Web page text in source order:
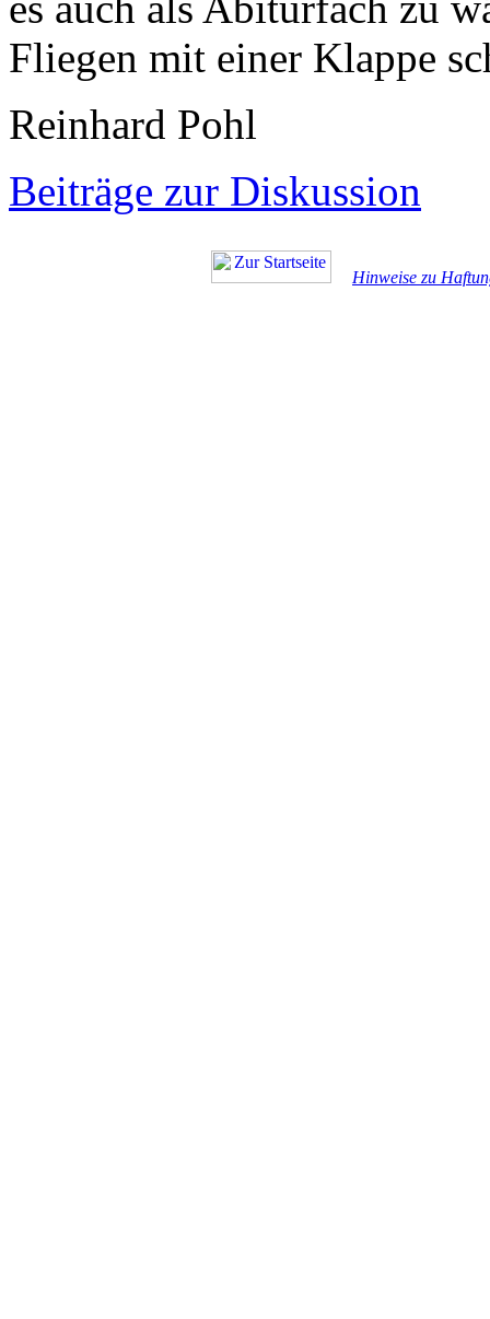
Fliegen mit einer Klappe
Reinhard Pohl
Beiträge zur Diskussion
Hinweise zu